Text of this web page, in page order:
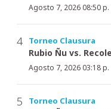
Agosto 7, 2026 08:50 p.
Torneo Clausura
Rubio Ñu vs.
Agosto 7, 2026 03:18 p.
Torneo Clausura